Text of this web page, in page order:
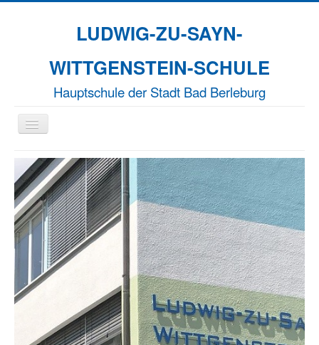
LUDWIG-ZU-SAYN-
WITTGENSTEIN-SCHULE
Hauptschule der Stadt Bad Berleburg
Navigation
an/aus
Aktuelles
Unsere Schule
Naturparkschule
Erasmus+
EFFORT-A
Termine